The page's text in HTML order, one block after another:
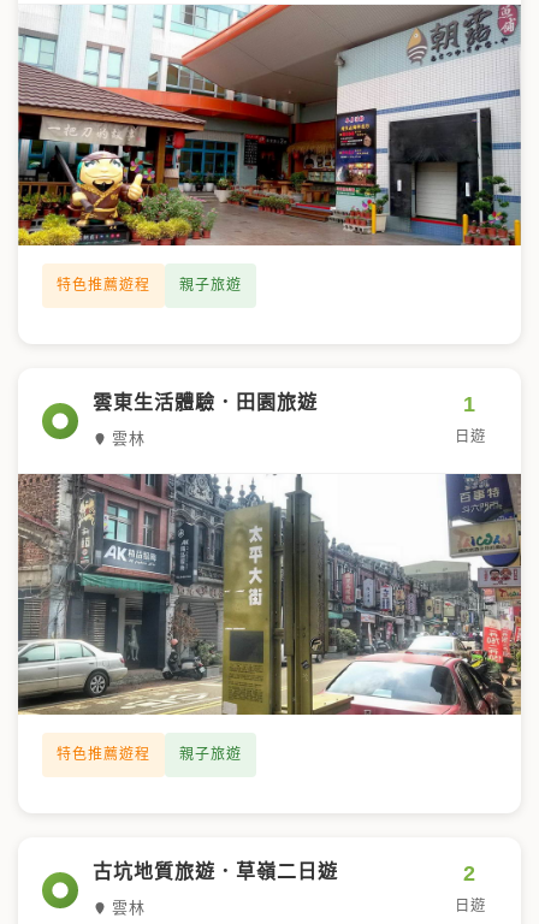
特色推薦遊程 親子旅遊
雲東生活體驗．田園旅遊
雲林
1
日遊
特色推薦遊程 親子旅遊
古坑地質旅遊．草嶺二日遊
雲林
2
日遊